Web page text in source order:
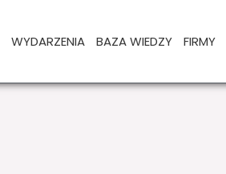
WYDARZENIA BAZA WIEDZY FIRMY